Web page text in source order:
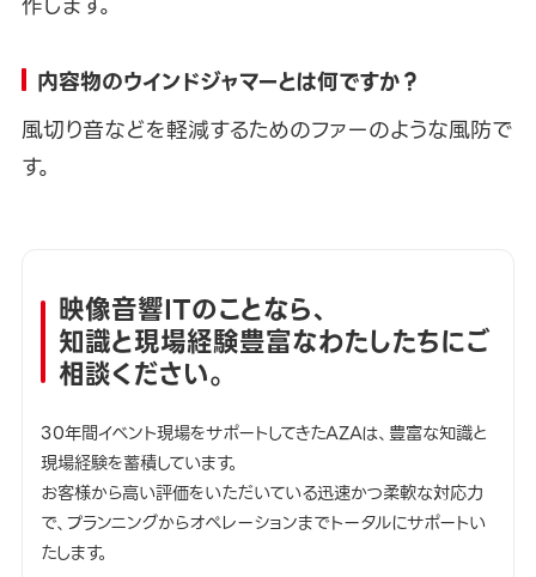
内容物のウインドジャマーとは何ですか？
風切り音などを軽減するためのファーのような風防で
す。
映像音響ITのことなら、
知識と現場経験豊富なわたしたちにご
相談ください。
30年間イベント現場をサポートしてきたAZAは、豊富な知識と
現場経験を蓄積しています。
お客様から高い評価をいただいている迅速かつ柔軟な対応力
で、プランニングからオペレーションまでトータルにサポートい
たします。